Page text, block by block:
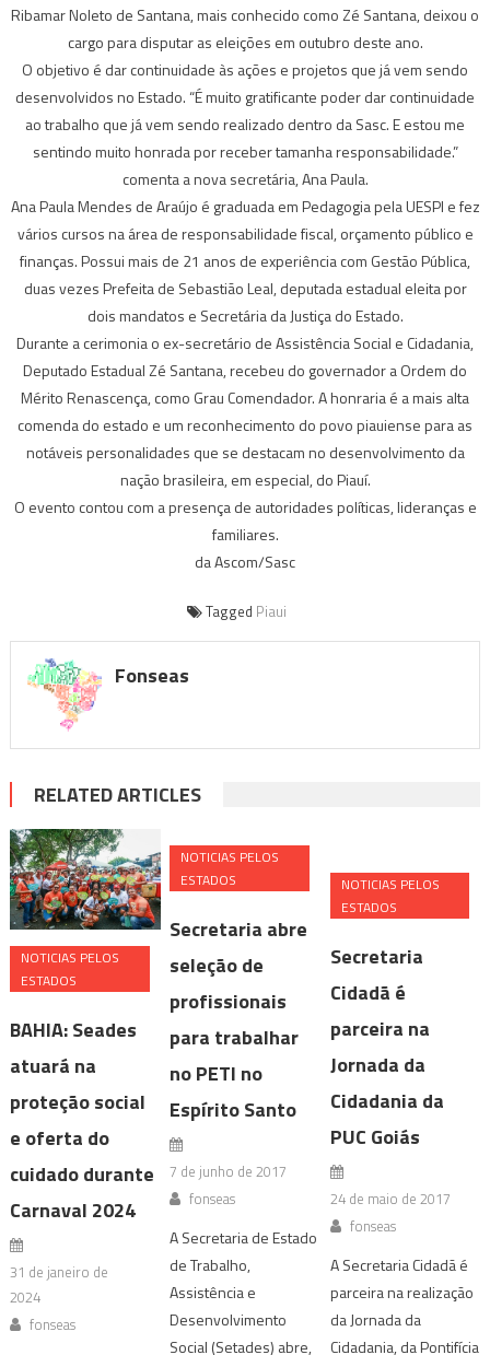
Ribamar Noleto de Santana, mais conhecido como Zé Santana, deixou o
cargo para disputar as eleições em outubro deste ano.
O objetivo é dar continuidade às ações e projetos que já vem sendo
desenvolvidos no Estado. “É muito gratificante poder dar continuidade
ao trabalho que já vem sendo realizado dentro da Sasc. E estou me
sentindo muito honrada por receber tamanha responsabilidade.”
comenta a nova secretária, Ana Paula.
Ana Paula Mendes de Araújo é graduada em Pedagogia pela UESPI e fez
vários cursos na área de responsabilidade fiscal, orçamento público e
finanças. Possui mais de 21 anos de experiência com Gestão Pública,
duas vezes Prefeita de Sebastião Leal, deputada estadual eleita por
dois mandatos e Secretária da Justiça do Estado.
Durante a cerimonia o ex-secretário de Assistência Social e Cidadania,
Deputado Estadual Zé Santana, recebeu do governador a Ordem do
Mérito Renascença, como Grau Comendador. A honraria é a mais alta
comenda do estado e um reconhecimento do povo piauiense para as
notáveis personalidades que se destacam no desenvolvimento da
nação brasileira, em especial, do Piauí.
O evento contou com a presença de autoridades políticas, lideranças e
familiares.
da Ascom/Sasc
Tagged Piaui
Fonseas
RELATED ARTICLES
NOTICIAS PELOS
ESTADOS
BAHIA: Seades
atuará na
proteção social
e oferta do
cuidado durante
Carnaval 2024
31 de janeiro de
2024
fonseas
NOTICIAS PELOS
ESTADOS
Secretaria abre
seleção de
profissionais
para trabalhar
no PETI no
Espírito Santo
7 de junho de 2017
fonseas
A Secretaria de Estado
de Trabalho,
Assistência e
Desenvolvimento
Social (Setades) abre,
NOTICIAS PELOS
ESTADOS
Secretaria
Cidadã é
parceira na
Jornada da
Cidadania da
PUC Goiás
24 de maio de 2017
fonseas
A Secretaria Cidadã é
parceira na realização
da Jornada da
Cidadania, da Pontifícia